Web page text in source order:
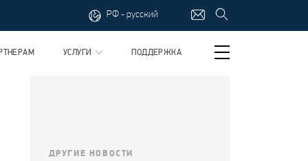
РФ - русский
УСЛУГИ ПОДДЕРЖКА
ДРУГИЕ НОВОСТИ